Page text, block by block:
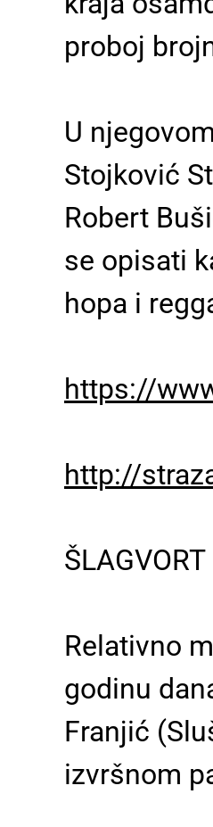
proboj
U
Stojković
Robert
se opisati
hopa i
https://
http://
Relativno
godinu
Franjić
izvršnom